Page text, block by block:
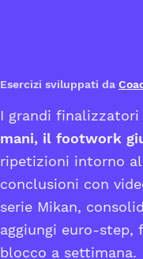
Esercizi sviluppati da
I grandi
mani, il footwork
ripetizioni intorno
conclusioni con
serie Mikan,
aggiungi euro-step,
blocco a settimana.